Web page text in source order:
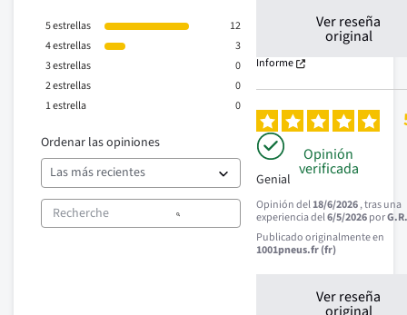
5estrellas
12
4estrellas
3
3estrellas
0
2estrellas
0
1estrella 0
Ordenar las opiniones
Ver reseña
original
Informe
Opinión
verificada
Genial
Opinión del18/6/2026, tras una
experiencia del6/5/2026por
Publicado originalmente en
1001pneus.fr (fr)
Ver reseña